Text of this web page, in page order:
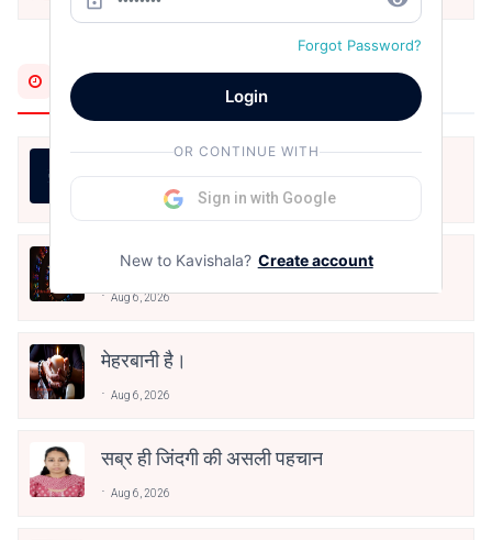
Most Recent
असली स्वाद
Aug 6, 2026
देर कर बैठा हूँ।
Aug 6, 2026
मेहरबानी है।
Aug 6, 2026
सब्र ही जिंदगी की असली पहचान
Aug 6, 2026
Forgot Password?
Login
OR CONTINUE WITH
Sign in with Google
New to Kavishala? Create account